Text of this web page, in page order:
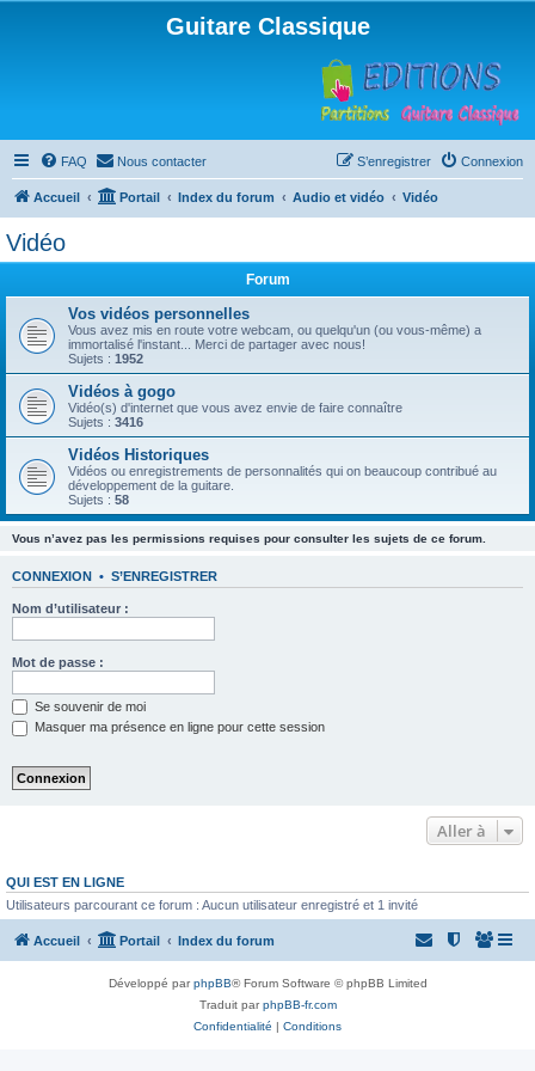
Guitare Classique
FAQ Nous contacter Connexion
S’enregistrer
Accueil Portail Index du forum Audio et vidéo Vidéo
Vidéo
Forum
Vos vidéos personnelles
Vous avez mis en route votre webcam, ou quelqu'un (ou vous-même) a
immortalisé l'instant... Merci de partager avec nous!
Sujets : 1952
Vidéos à gogo
Vidéo(s) d'internet que vous avez envie de faire connaître
Sujets : 3416
Vidéos Historiques
Vidéos ou enregistrements de personnalités qui on beaucoup contribué au
développement de la guitare.
Sujets : 58
Vous n’avez pas les permissions requises pour consulter les sujets de ce forum.
CONNEXION • S’ENREGISTRER
Nom d’utilisateur :
Mot de passe :
Se souvenir de moi
Masquer ma présence en ligne pour cette session
Aller à
QUI EST EN LIGNE
Utilisateurs parcourant ce forum : Aucun utilisateur enregistré et 1 invité
Accueil Portail Index du forum
Développé parphpBB® Forum Software © phpBB Limited
Traduit parphpBB-fr.com
Confidentialité | Conditions